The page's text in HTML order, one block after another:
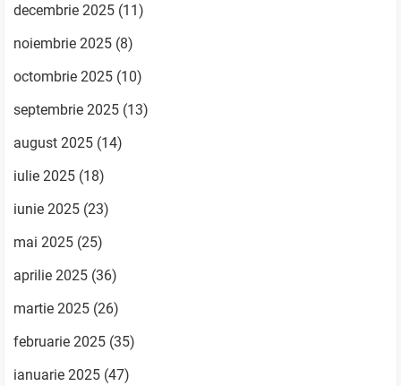
decembrie 2025 (11)
noiembrie 2025 (8)
octombrie 2025 (10)
septembrie 2025 (13)
august 2025 (14)
iulie 2025 (18)
iunie 2025 (23)
mai 2025 (25)
aprilie 2025 (36)
martie 2025 (26)
februarie 2025 (35)
ianuarie 2025 (47)